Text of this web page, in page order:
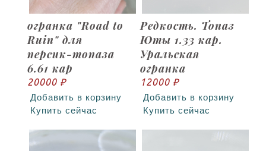
огранка "Road to
Ruin" для
персик-топаза
6.61 кар
20000 ₽
Добавить в корзину
Купить сейчас
Редкость. Топаз
Юты 1.33 кар.
Уральская
огранка
12000 ₽
Добавить в корзину
Купить сейчас